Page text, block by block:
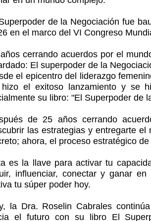
de la Negociación fue
en el marco del VI Congreso
cerrando acuerdos por el
El superpoder de la
el epicentro del liderazgo
el exitoso lanzamiento y se
su libro: "El Superpoder de
de 25 años cerrando
las estrategias y entregarte
ahora, el proceso estratégico
es la llave para activar tu
influenciar, conectar y ganar
tu súper poder hoy.
la Dra. Roselin Cabrales
el futuro con su libro El